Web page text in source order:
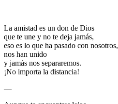
La amistad es un don de Dios
que te une y no te deja jamás,
eso es lo que ha pasado con nosotros,
nos han unido
y jamás nos separaremos.
¡No importa la distancia!
—